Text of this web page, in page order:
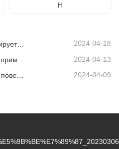
H
Цена балки ограждения варьируется в зависимости от различных факторов. 2024-04-18
2024-04-13
2024-04-09